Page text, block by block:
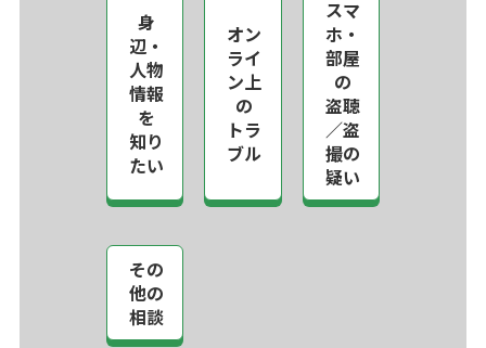
身
辺・
人物
情報
を
知り
たい
オン
ライ
ン上
の
トラ
ブル
スマ
ホ・
部屋
の
盗聴
／盗
撮の
疑い
その
他の
相談